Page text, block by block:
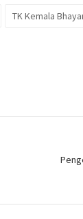
TK Kemala